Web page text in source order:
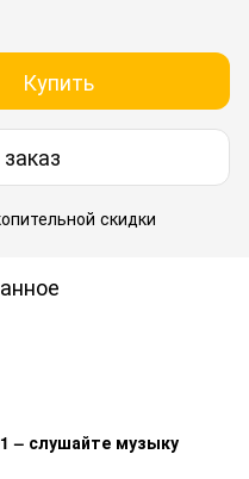
Купить
скидки
– слушайте музыку